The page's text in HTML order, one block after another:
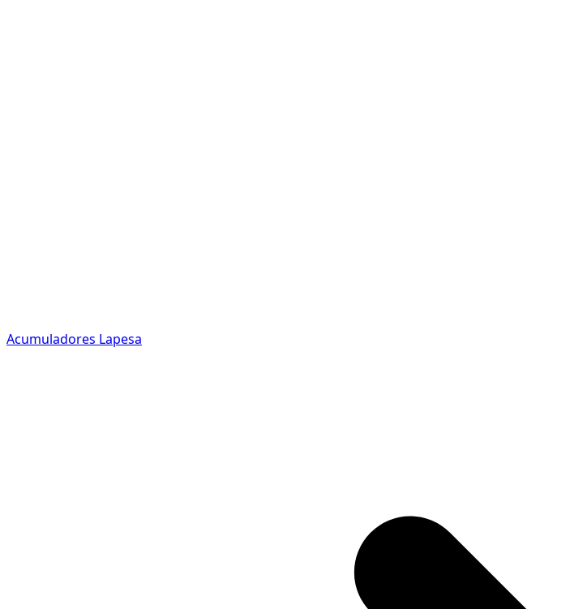
Acumuladores Lapesa